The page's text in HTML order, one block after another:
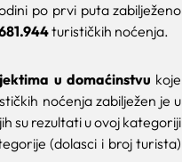
po prvi puta zabilježeno
turističkih noćenja.
u domaćinstvu koje
noćenja zabilježen je u
su rezultati u ovoj kategoriji
(dolasci i broj turista)